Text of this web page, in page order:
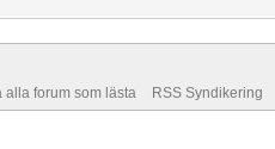
alla forum som lästa RSS Syndikering